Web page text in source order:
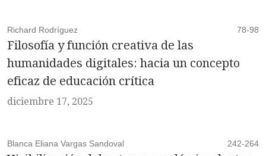
Richard Rodríguez 78-98
Filosofía y función creativa de las
humanidades digitales: hacia un concepto
eficaz de educación crítica
diciembre 17, 2025
Blanca Eliana Vargas Sandoval 242-264